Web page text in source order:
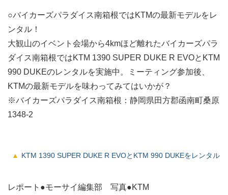
○バイカーズパラダイス南箱根ではKTMの最新モデルをレ
ンタル！
大観山のイベント会場から4kmほど離れたバイカーズパラ
ダイス南箱根ではKTM 1390 SUPER DUKE R EVOとKTM
990 DUKEのレンタルを実施中。ミーティング参加後、
KTMの最新モデルを味わってみてはいかが？
※バイカーズパラダイス南箱根：静岡県田方郡函南町桑原
1348-2
KTM 1390 SUPER DUKE R EVOとKTM 990 DUKEをレンタル
レポート●モーサイ編集部 写真●KTM